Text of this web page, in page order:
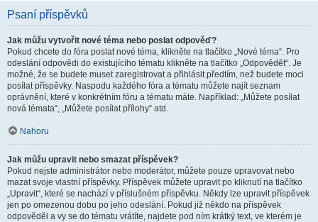
Psaní příspěvků
Jak můžu vytvořit nové téma nebo poslat odpověď?
Pokud chcete do fóra poslat nové téma, klikněte na tlačítko „Nové téma“. Pro
odeslání odpovědi do existujícího tématu klikněte na tlačítko „Odpovědět“. Je
možné, že se budete muset zaregistrovat a přihlásit předtím, než budete moci
posílat příspěvky. Naspodu každého fóra a tématu můžete najít seznam
oprávnění, které v konkrétním fóru a tématu máte. Například: „Můžete posílat
nová témata“, „Můžete posílat přílohy“ atd.
Nahoru
Jak můžu upravit nebo smazat příspěvek?
Pokud nejste administrátor nebo moderátor, můžete pouze upravovat nebo
mazat svoje vlastní příspěvky. Příspěvek můžete upravit po kliknutí na tlačítko
„Upravit“, které se nachází v příslušném příspěvku. Někdy lze upravit příspěvek
jen po omezenou dobu po jeho odeslání. Pokud již někdo na příspěvek
odpověděl a vy se do tématu vrátíte, najdete pod ním krátký text, ve kterém je